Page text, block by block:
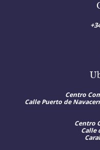
Centro
CallePuerto de
Centro
Calle